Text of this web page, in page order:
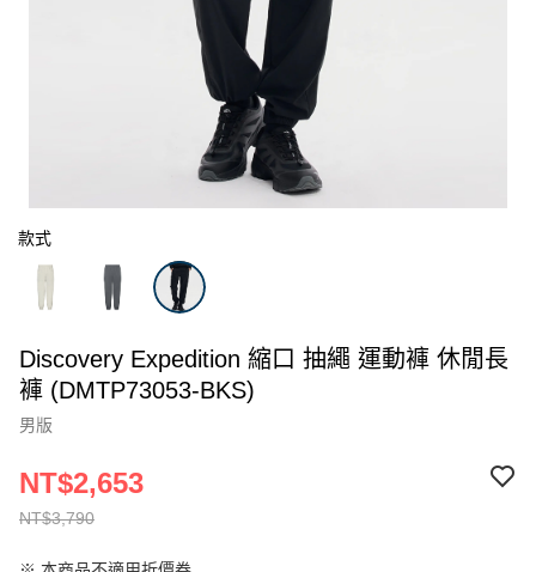
款式
Discovery Expedition 縮口 抽繩 運動褲 休閒長
褲 (DMTP73053-BKS)
男版
NT$3,790
NT$2,653